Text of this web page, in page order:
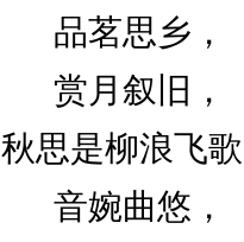
品茗思乡，
赏月叙旧，
秋思是柳浪飞
音婉曲悠，